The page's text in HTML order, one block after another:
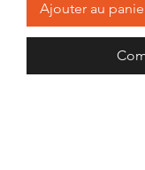
Ajouter au